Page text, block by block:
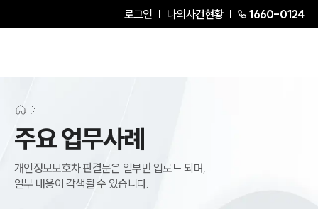
로그인 나의사건현황 1660-0124
주요 업무사례
개인정보보호차 판결문은 일부만 업로드 되며,
일부 내용이 각색될 수 있습니다.